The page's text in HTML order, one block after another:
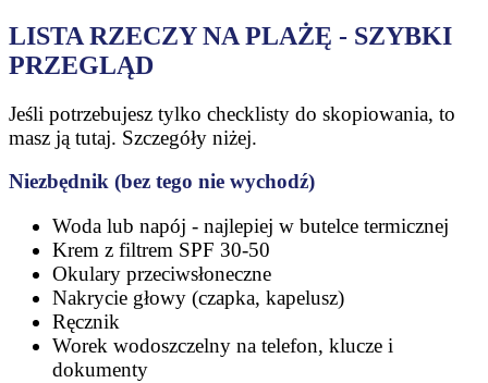
LISTA RZECZY NA PLAŻĘ - SZYBKI
PRZEGLĄD
Jeśli potrzebujesz tylko checklisty do skopiowania, to
masz ją tutaj. Szczegóły niżej.
Niezbędnik (bez tego nie wychodź)
Woda lub napój - najlepiej w butelce termicznej
Krem z filtrem SPF 30-50
Okulary przeciwsłoneczne
Nakrycie głowy (czapka, kapelusz)
Ręcznik
Worek wodoszczelny na telefon, klucze i
dokumenty